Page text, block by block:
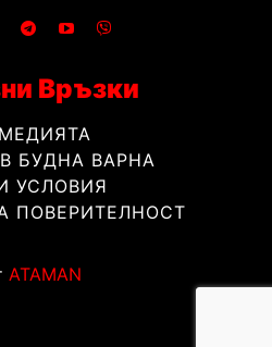
Връзки
БУДНА ВАРНА
УСЛОВИЯ
ПОВЕРИТЕЛНОСТ
ATAMAN